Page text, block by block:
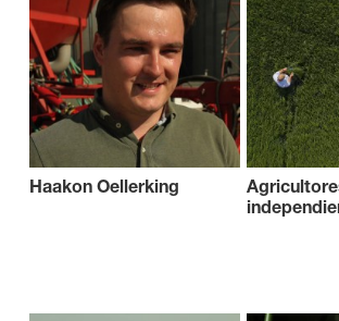
Haakon Oellerking